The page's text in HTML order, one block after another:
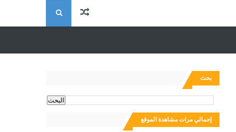
ا
ح
بحث
إجمالي مرات مشاهدة الموقع